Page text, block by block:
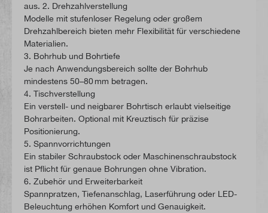
aus. 2. Drehzahlverstellung
Modelle mit stufenloser Regelung oder großem
Drehzahlbereich bieten mehr Flexibilität für verschiedene
Materialien.
3. Bohrhub und Bohrtiefe
Je nach Anwendungsbereich sollte der Bohrhub
mindestens 50–80 mm betragen.
4. Tischverstellung
Ein verstell- und neigbarer Bohrtisch erlaubt vielseitige
Bohrarbeiten. Optional mit Kreuztisch für präzise
Positionierung.
5. Spannvorrichtungen
Ein stabiler Schraubstock oder Maschinenschraubstock
ist Pflicht für genaue Bohrungen ohne Vibration.
6. Zubehör und Erweiterbarkeit
Spannpratzen, Tiefenanschlag, Laserführung oder LED-
Beleuchtung erhöhen Komfort und Genauigkeit.